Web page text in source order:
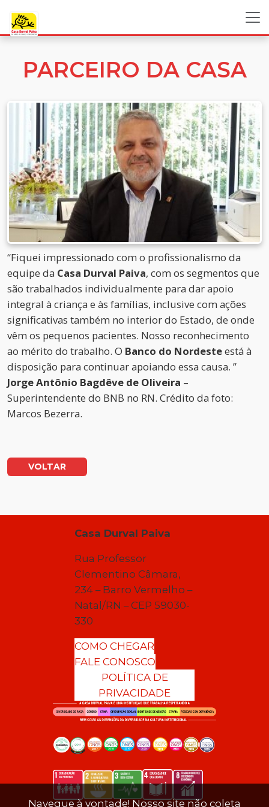
PARCEIRO DA CASA
“Fiquei impressionado com o profissionalismo da
equipe da Casa Durval Paiva, com os segmentos que
são trabalhados individualmente para dar apoio
integral à criança e às famílias, inclusive com ações
significativas também no interior do Estado, de onde
vêm os pequenos pacientes. Nosso reconhecimento
ao mérito do trabalho. O Banco do Nordesteestá à
disposição para continuar apoiando essa causa. ”
Jorge Antônio Bagdêve de Oliveira –
Superintendente do BNB no RN. Crédito da foto:
Marcos Bezerra.
VOLTAR
Casa Durval Paiva
Rua Professor
Clementino Câmara,
234 – Barro Vermelho –
Natal/RN – CEP 59030-
330
COMO CHEGAR
FALE CONOSCO
POLÍTICA DE
PRIVACIDADE
Navegue à vontade! Nosso site não coleta